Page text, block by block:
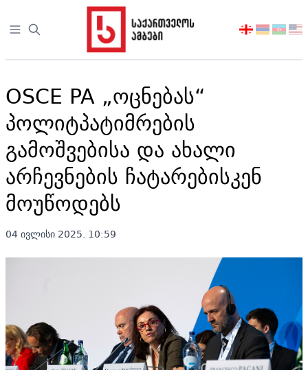
Open sidebar
აირჩიეთ
OSCE PA „ოცნებას“
პოლიტპატიმრების
გამოშვებისა და ახალი
არჩევნების ჩატარებისკენ
მოუწოდებს
04 ივლისი 2025. 10:59